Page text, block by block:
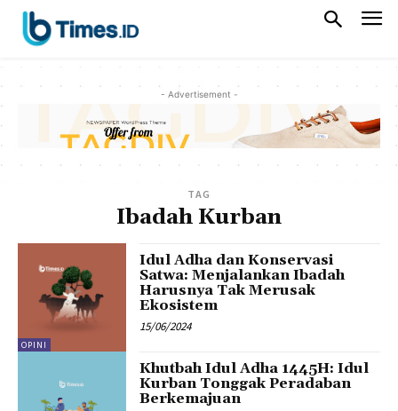
- Advertisement -
TAG
Ibadah Kurban
OPINI
Idul Adha dan Konservasi
Satwa: Menjalankan Ibadah
Harusnya Tak Merusak
Ekosistem
15/06/2024
Khutbah Idul Adha 1445H: Idul
Kurban Tonggak Peradaban
Berkemajuan